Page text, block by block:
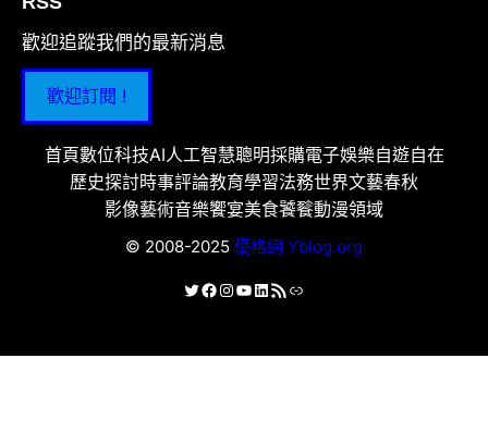
歡迎追蹤我們的最新消息
歡迎訂閱 !
首頁數位科技AI人工智慧聰明採購電子娛樂自遊自在
歷史探討時事評論教育學習法務世界文藝春秋
影像藝術音樂饗宴美食饕餮動漫領域
© 2008-2025 優格網 Yblog.org
X Facebook
Instagram
YouTube
LinkedIn
RSS 資訊提供連結